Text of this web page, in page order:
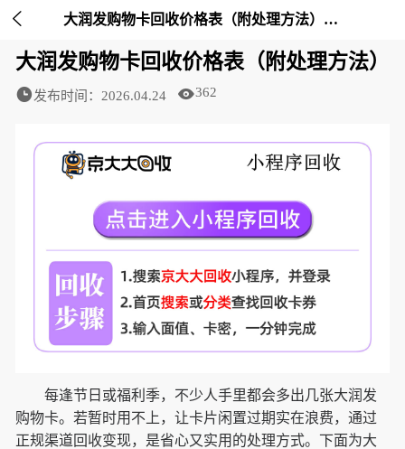
 大润发购物卡回收价格表（附处理方法）-京大大回收
大润发购物卡回收价格表（附处理方法）
发布时间：2026.04.24 362
每逢节日或福利季，不少人手里都会多出几张大润发
购物卡。若暂时用不上，让卡片闲置过期实在浪费，通过
正规渠道回收变现，是省心又实用的处理方式。下面为大